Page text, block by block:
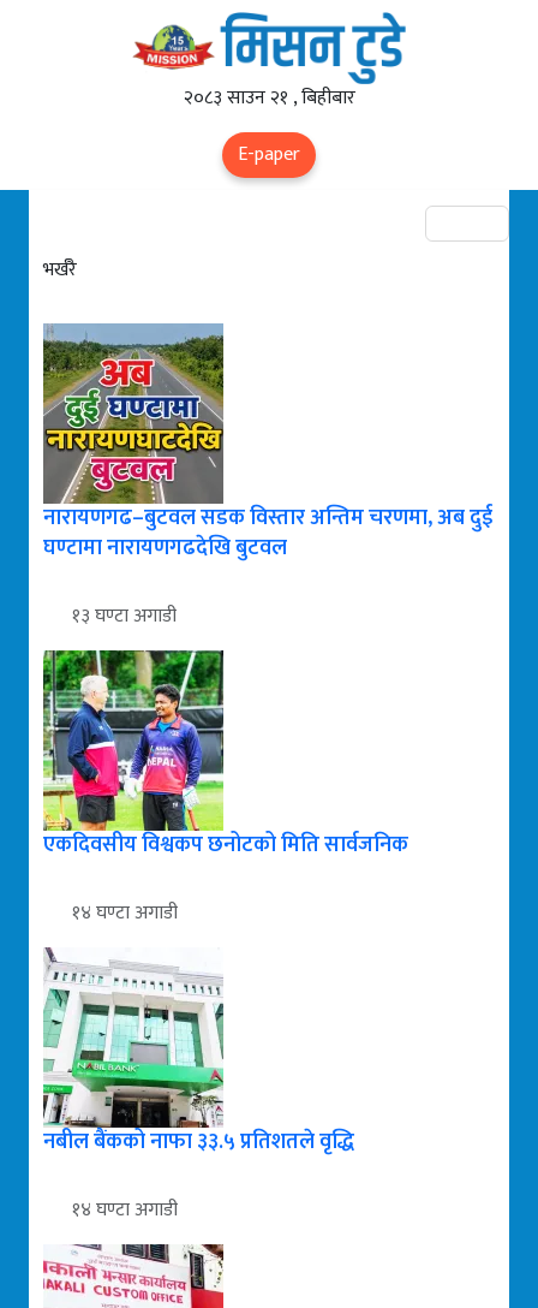
२०८३ साउन २१ , बिहीबार
E-paper
भर्खरै
नारायणगढ–बुटवल सडक विस्तार अन्तिम चरणमा, अब दुई
घण्टामा नारायणगढदेखि बुटवल
१३ घण्टा अगाडी
एकदिवसीय विश्वकप छनोटको मिति सार्वजनिक
१४ घण्टा अगाडी
नबील बैंकको नाफा ३३.५ प्रतिशतले वृद्धि
१४ घण्टा अगाडी